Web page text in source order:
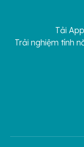
Tải
Trải nghiệm tính